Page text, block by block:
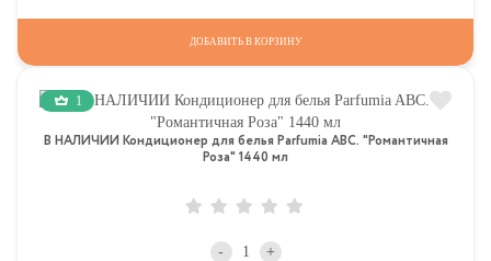
ДОБАВИТЬ В КОРЗИНУ
1
В НАЛИЧИИ Кондиционер для белья Parfumia ABC. "Романтичная
Роза" 1440 мл
- +